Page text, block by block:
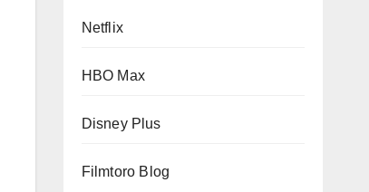
Netflix
HBO Max
Disney Plus
Filmtoro Blog